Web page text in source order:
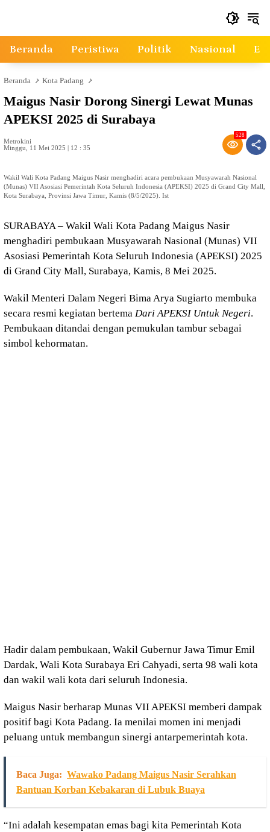
Beranda Peristiwa Politik Nasional
Beranda Kota Padang
Maigus Nasir Dorong Sinergi Lewat Munas
APEKSI 2025 di Surabaya
Metrokini
Minggu, 11 Mei 2025 | 12 : 35
528
Wakil Wali Kota Padang Maigus Nasir menghadiri acara pembukaan Musyawarah Nasional
(Munas) VII Asosiasi Pemerintah Kota Seluruh Indonesia (APEKSI) 2025 di Grand City Mall,
Kota Surabaya, Provinsi Jawa Timur, Kamis (8/5/2025). Ist
SURABAYA – Wakil Wali Kota Padang Maigus Nasir
menghadiri pembukaan Musyawarah Nasional (Munas) VII
Asosiasi Pemerintah Kota Seluruh Indonesia (APEKSI) 2025
di Grand City Mall, Surabaya, Kamis, 8 Mei 2025.
Wakil Menteri Dalam Negeri Bima Arya Sugiarto membuka
secara resmi kegiatan bertema Dari APEKSI Untuk Negeri.
Pembukaan ditandai dengan pemukulan tambur sebagai
simbol kehormatan.
Hadir dalam pembukaan, Wakil Gubernur Jawa Timur Emil
Dardak, Wali Kota Surabaya Eri Cahyadi, serta 98 wali kota
dan wakil wali kota dari seluruh Indonesia.
Maigus Nasir berharap Munas VII APEKSI memberi dampak
positif bagi Kota Padang. Ia menilai momen ini menjadi
peluang untuk membangun sinergi antarpemerintah kota.
Baca Juga: Wawako Padang Maigus Nasir Serahkan
Bantuan Korban Kebakaran di Lubuk Buaya
“Ini adalah kesempatan emas bagi kita Pemerintah Kota